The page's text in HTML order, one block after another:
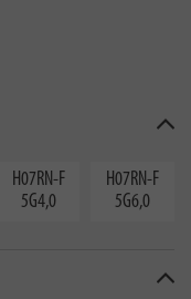
H07RN-F
5G4,0
H07RN-F
5G6,0